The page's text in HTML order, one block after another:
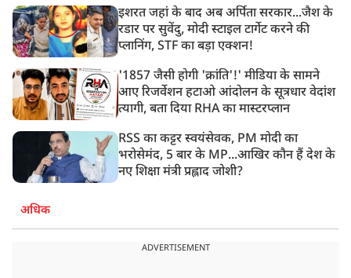
इशरत जहां के बाद अब अर्पिता सरकार...जैश के
रडार पर सुवेंदु, मोदी स्टाइल टार्गेट करने की
प्लानिंग, STF का बड़ा एक्शन!
'1857 जैसी होगी 'क्रांति'!' मीडिया के सामने
आए रिजर्वेशन हटाओ आंदोलन के सूत्रधार वेदांश
त्यागी, बता दिया RHA का मास्टरप्लान
RSS का कट्टर स्वयंसेवक, PM मोदी का
भरोसेमंद, 5 बार के MP...आखिर कौन हैं देश के
नए शिक्षा मंत्री प्रह्लाद जोशी?
अधिक
ADVERTISEMENT